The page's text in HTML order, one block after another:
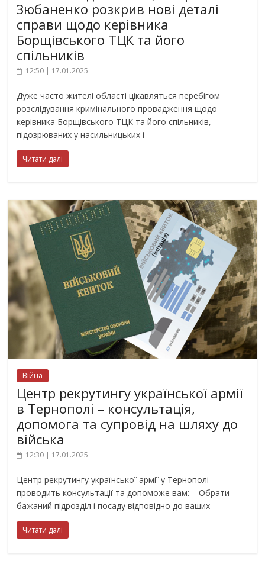
Зюбаненко розкрив нові деталі
справи щодо керівника
Борщівського ТЦК та його
спільників
12:50 | 17.01.2025
Дуже часто жителі області цікавляться перебігом
розслідування кримінального провадження щодо
керівника Борщівського ТЦК та його спільників,
підозрюваних у насильницьких і
Читати далі
Війна
Центр рекрутингу української армії
в Тернополі – консультація,
допомога та супровід на шляху до
війська
12:30 | 17.01.2025
Центр рекрутингу української армії у Тернополі
проводить консультації та допоможе вам: – Обрати
бажаний підрозділ і посаду відповідно до ваших
Читати далі